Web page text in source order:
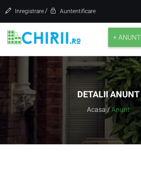
Inregistrare / Auntentificare
+ ANUNT
DETALII ANUNT
Acasa / Anunt